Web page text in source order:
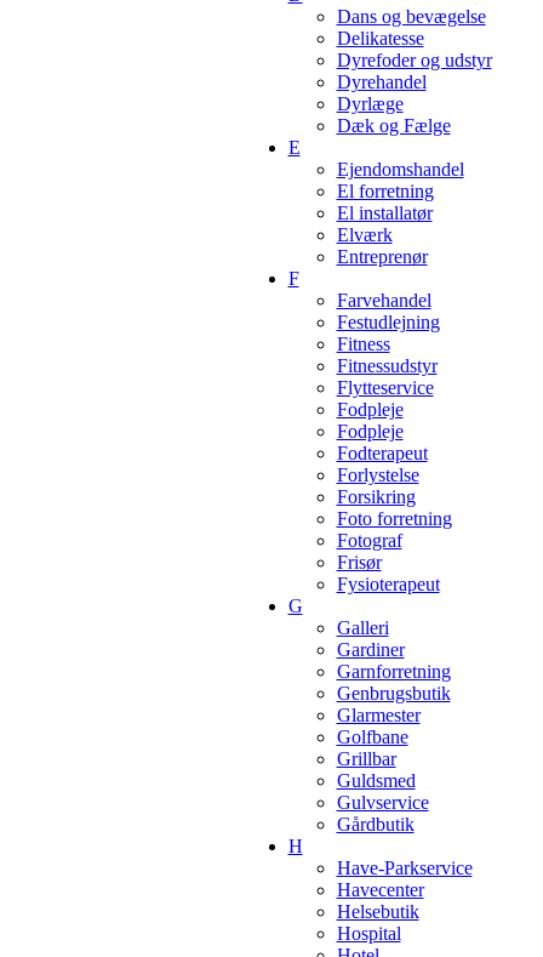
Dans og bevægelse
Delikatesse
Dyrefoder og udstyr
Dyrehandel
Dyrlæge
Dæk og Fælge
E
Ejendomshandel
El forretning
El installatør
Elværk
Entreprenør
F
Farvehandel
Festudlejning
Fitness
Fitnessudstyr
Flytteservice
Fodpleje
Fodpleje
Fodterapeut
Forlystelse
Forsikring
Foto forretning
Fotograf
Frisør
Fysioterapeut
G
Galleri
Gardiner
Garnforretning
Genbrugsbutik
Glarmester
Golfbane
Grillbar
Guldsmed
Gulvservice
Gårdbutik
H
Have-Parkservice
Havecenter
Helsebutik
Hospital